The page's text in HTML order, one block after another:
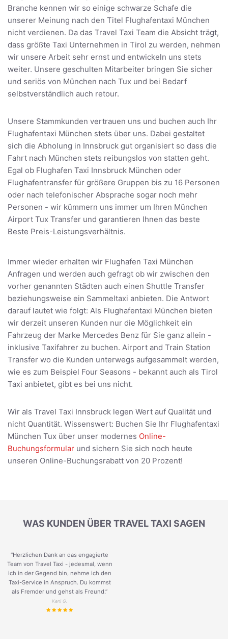
Branche kennen wir so einige schwarze Schafe die
unserer Meinung nach den Titel Flughafentaxi München
nicht verdienen. Da das Travel Taxi Team die Absicht trägt,
dass größte Taxi Unternehmen in Tirol zu werden, nehmen
wir unsere Arbeit sehr ernst und entwickeln uns stets
weiter. Unsere geschulten Mitarbeiter bringen Sie sicher
und seriös von München nach Tux und bei Bedarf
selbstverständlich auch retour.
Unsere Stammkunden vertrauen uns und buchen auch Ihr
Flughafentaxi München stets über uns. Dabei gestaltet
sich die Abholung in Innsbruck gut organisiert so dass die
Fahrt nach München stets reibungslos von statten geht.
Egal ob Flughafen Taxi Innsbruck München oder
Flughafentransfer für größere Gruppen bis zu 16 Personen
oder nach telefonischer Absprache sogar noch mehr
Personen - wir kümmern uns immer um Ihren München
Airport Tux Transfer und garantieren Ihnen das beste
Beste Preis-Leistungsverhältnis.
Immer wieder erhalten wir Flughafen Taxi München
Anfragen und werden auch gefragt ob wir zwischen den
vorher genannten Städten auch einen Shuttle Transfer
beziehungsweise ein Sammeltaxi anbieten. Die Antwort
darauf lautet wie folgt: Als Flughafentaxi München bieten
wir derzeit unseren Kunden nur die Möglichkeit ein
Fahrzeug der Marke Mercedes Benz für Sie ganz allein -
inklusive Taxifahrer zu buchen. Airport and Train Station
Transfer wo die Kunden unterwegs aufgesammelt werden,
wie es zum Beispiel Four Seasons - bekannt auch als Tirol
Taxi anbietet, gibt es bei uns nicht.
Wir als Travel Taxi Innsbruck legen Wert auf Qualität und
nicht Quantität. Wissenswert: Buchen Sie Ihr Flughafentaxi
München Tux über unser modernes Online-
Buchungsformular und sichern Sie sich noch heute
unseren Online-Buchungsrabatt von 20 Prozent!
WAS KUNDEN ÜBER TRAVEL TAXI SAGEN
“Herzlichen Dank an das engagierte
Team von Travel Taxi - jedesmal, wenn
ich in der Gegend bin, nehme ich den
Taxi-Service in Anspruch. Du kommst
als Fremder und gehst als Freund.”
Keni G.